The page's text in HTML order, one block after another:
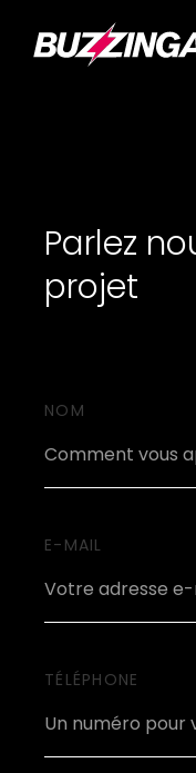
Parlez
projet
NOM
E-MAIL
TÉLÉPHONE